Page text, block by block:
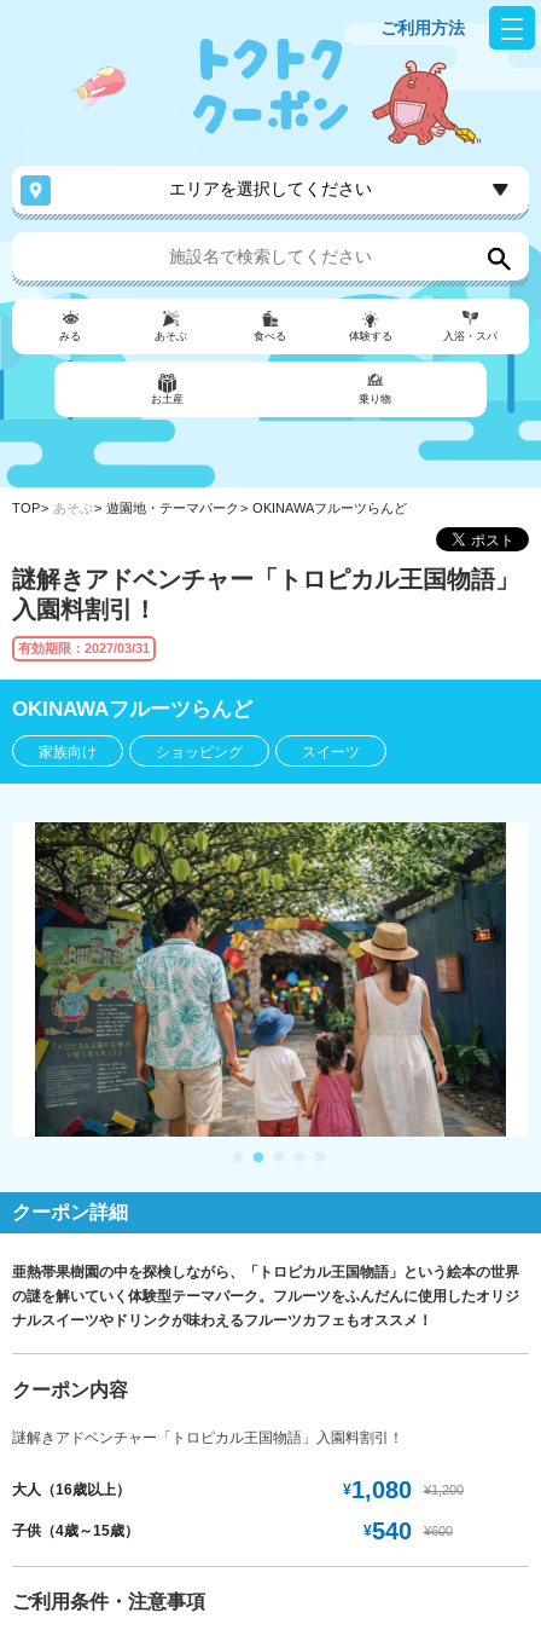
ご利用方法
エリアを選択してください
みる あそぶ 食べる 体験する 入浴・スパ
お土産 乗り物
TOP あそぶ 遊園地・テーマパーク OKINAWAフルーツらんど
謎解きアドベンチャー「トロピカル王国物語」
入園料割引！
有効期限：2027/03/31
OKINAWAフルーツらんど
家族向け ショッピング スイーツ
クーポン詳細
亜熱帯果樹園の中を探検しながら、「トロピカル王国物語」という絵本の世界
の謎を解いていく体験型テーマパーク。フルーツをふんだんに使用したオリジ
ナルスイーツやドリンクが味わえるフルーツカフェもオススメ！
クーポン内容
謎解きアドベンチャー「トロピカル王国物語」入園料割引！
大人（16歳以上） ¥1,080 ¥1,200
子供（4歳～15歳） ¥540 ¥600
ご利用条件・注意事項